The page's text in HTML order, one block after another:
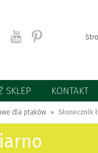
SKLEP KONTAKT
dla ptaków Słonecznik